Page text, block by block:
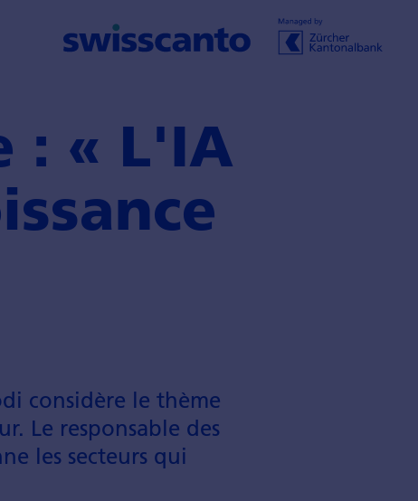
: « L'IA
considère le thème
Le responsable des
les secteurs qui